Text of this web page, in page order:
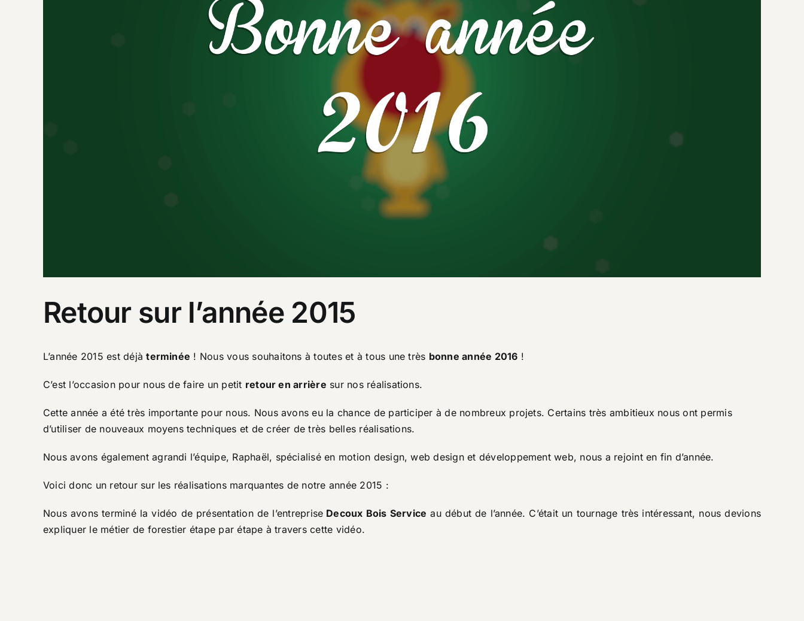
Retour sur l’année 2015
L’année 2015 est déjàterminée ! Nous vous souhaitons à toutes et à tous une très bonne année 2016 !
C’est l’occasion pour nous de faire un petit retour en arrière sur nos réalisations.
Cette année a été très importante pour nous. Nous avons eu la chance de participer à de nombreux projets. Certains très ambitieux nous ont permis
d’utiliser de nouveaux moyens techniques et de créer de très belles réalisations.
Nous avons également agrandi l’équipe, Raphaël, spécialisé en motion design, web design et développement web, nous a rejoint en fin d’année.
Voici donc un retour sur les réalisations marquantes de notre année 2015 :
Nous avons terminé la vidéo de présentation de l’entreprise Decoux Bois Service au début de l’année. C’était un tournage très intéressant, nous devions
expliquer le métier de forestier étape par étape à travers cette vidéo.